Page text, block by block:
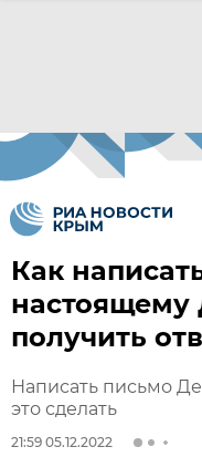
Как
настоящему
получить
Написать письмо
это сделать
21:59 05.12.2022